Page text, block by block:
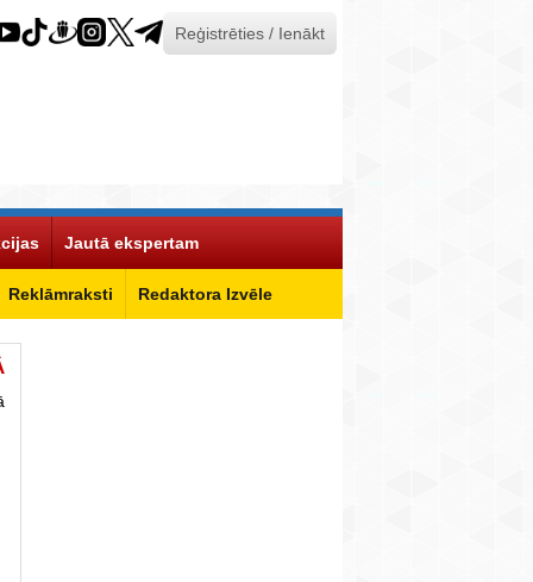
Reģistrēties / Ienākt
Reklāmraksti Redaktora Izvēle
Jautā ekspertam